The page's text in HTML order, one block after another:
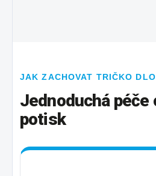
JAK ZACHOVAT TRIČKO
Jednoduchá péče
potisk